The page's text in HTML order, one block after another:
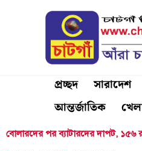
প্রচ্ছদ সারাদেশ
আন্তর্জাতিক
বোলারদের পর ব্যাটারদের দাপট, ১৫৬